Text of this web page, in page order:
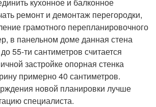
ремонт и демонтаж перегородки,
грамотного перепланировочного
в панельном доме данная стена
55-ти сантиметров считается
застройке опорная стенка
примерно 40 сантиметров.
новой планировки лучше
специалиста.